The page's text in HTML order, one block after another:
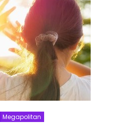
Megapolitan